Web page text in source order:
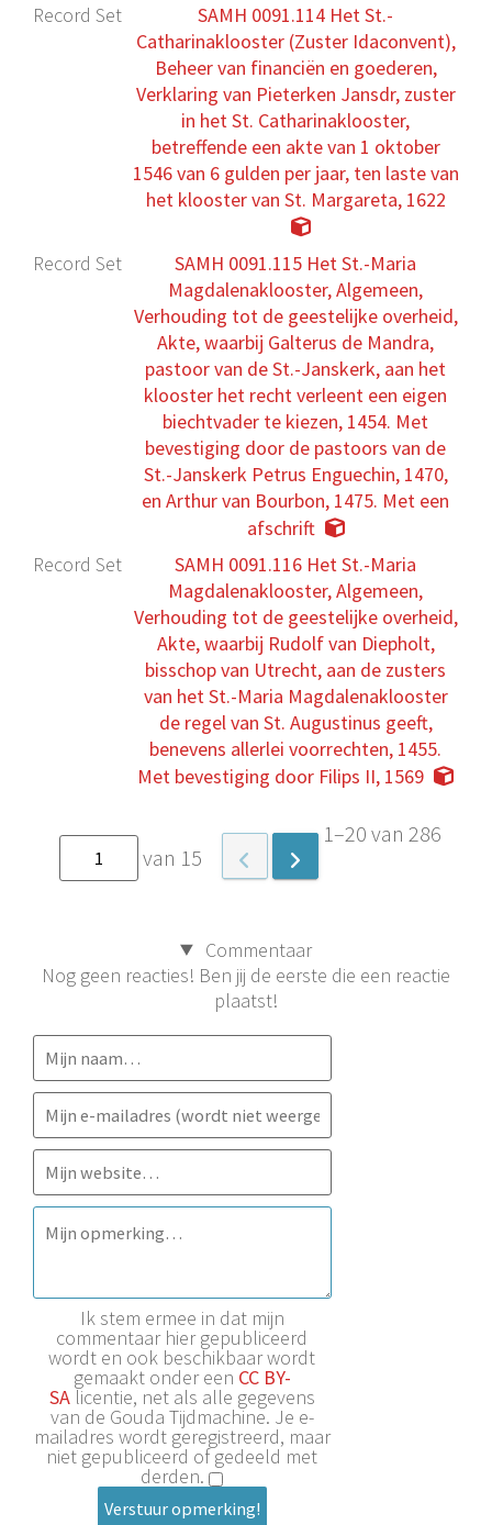
Record Set
SAMH 0091.114 Het St.-
Catharinaklooster (Zuster Idaconvent),
Beheer van financiën en goederen,
Verklaring van Pieterken Jansdr, zuster
in het St. Catharinaklooster,
betreffende een akte van 1 oktober
1546 van 6 gulden per jaar, ten laste van
het klooster van St. Margareta, 1622
Record Set
SAMH 0091.115 Het St.-Maria
Magdalenaklooster, Algemeen,
Verhouding tot de geestelijke overheid,
Akte, waarbij Galterus de Mandra,
pastoor van de St.-Janskerk, aan het
klooster het recht verleent een eigen
biechtvader te kiezen, 1454. Met
bevestiging door de pastoors van de
St.-Janskerk Petrus Enguechin, 1470,
en Arthur van Bourbon, 1475. Met een
afschrift
Record Set
SAMH 0091.116 Het St.-Maria
Magdalenaklooster, Algemeen,
Verhouding tot de geestelijke overheid,
Akte, waarbij Rudolf van Diepholt,
bisschop van Utrecht, aan de zusters
van het St.-Maria Magdalenaklooster
de regel van St. Augustinus geeft,
benevens allerlei voorrechten, 1455.
Met bevestiging door Filips II, 1569
van 15
1–20 van 286
Commentaar
Nog geen reacties! Ben jij de eerste die een reactie
plaatst!
Ik stem ermee in dat mijn
commentaar hier gepubliceerd
wordt en ook beschikbaar wordt
gemaakt onder een CC BY-
SAlicentie, net als alle gegevens
van de Gouda Tijdmachine. Je e-
mailadres wordt geregistreerd, maar
niet gepubliceerd of gedeeld met
derden.
Verstuur opmerking!